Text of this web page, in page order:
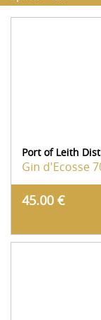
Port of Leith
Gin d'Ecosse
45.00 €